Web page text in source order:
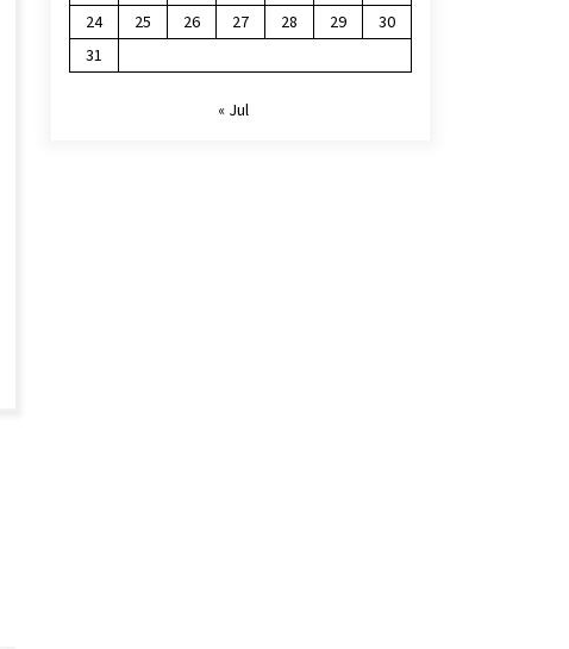
24
25 26 27 28 29
30
31
« Jul